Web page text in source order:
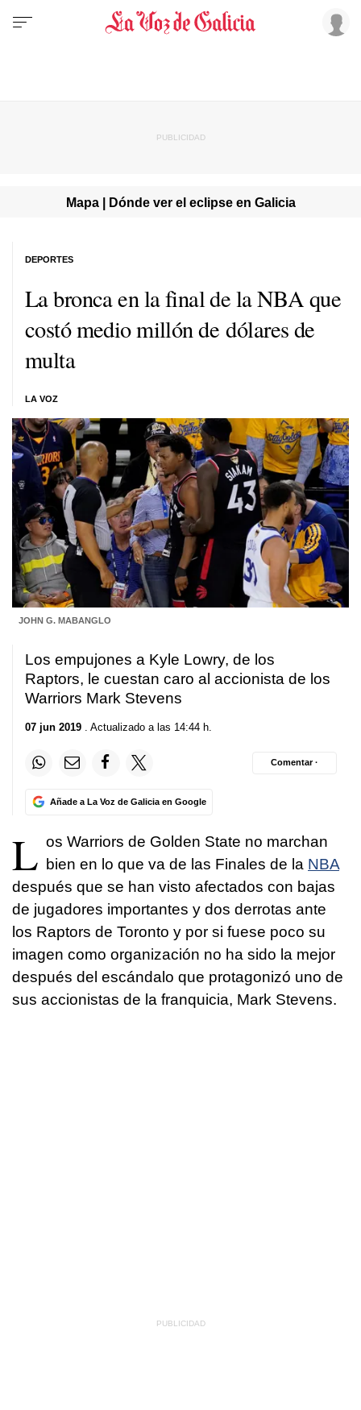
Mapa | Dónde ver el eclipse en Galicia
La bronca en la final de la NBA que
costó medio millón de dólares de
multa
LA VOZ
DEPORTES
JOHN G. MABANGLO
Los empujones a Kyle Lowry, de los
Raptors, le cuestan caro al accionista de los
Warriors Mark Stevens
07 jun 2019 . Actualizado a las 14:44 h.
Añade a La Voz de Galicia en Google
Comentar ·
L os Warriors de Golden State no marchan
bien en lo que va de las Finales de la NBA
después que se han visto afectados con bajas
de jugadores importantes y dos derrotas ante
los Raptors de Toronto y por si fuese poco su
imagen como organización no ha sido la mejor
después del escándalo que protagonizó uno de
sus accionistas de la franquicia, Mark Stevens.